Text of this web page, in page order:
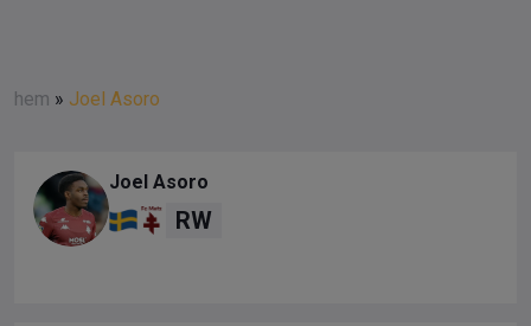
hem » Joel Asoro
Joel Asoro
RW